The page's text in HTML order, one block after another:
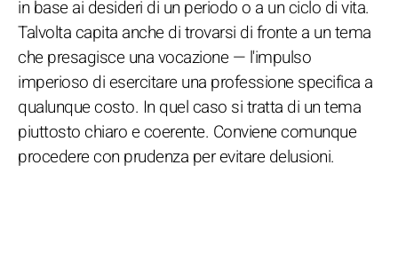
in base ai desideri di un periodo o a un ciclo di vita.
Talvolta capita anche di trovarsi di fronte a un tema
che presagisce una vocazione — l'impulso
imperioso di esercitare una professione specifica a
qualunque costo. In quel caso si tratta di un tema
piuttosto chiaro e coerente. Conviene comunque
procedere con prudenza per evitare delusioni.